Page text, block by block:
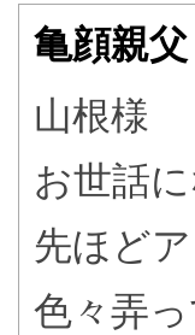
亀顔親父
山根様
お世話
先ほど
色々弄